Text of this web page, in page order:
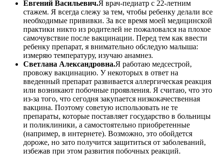
Евгений Васильевич.Я врач-педиатр с 22-летним
стажем. Я всегда слежу за тем, чтобы ребенку делали все
необходимые прививки. За все время моей медицинской
практики никто из родителей не пожаловался на плохое
самочувствие после вакцинации. Перед тем как ввести
ребенку препарат, я внимательно обследую малыша:
измеряю температуру, изучаю анамнез.
Светлана Александровна.Я работаю медсестрой,
провожу вакцинацию. У некоторых в ответ на
введенный препарат развивается аллергическая реакция
или возникают побочные проявления. Я считаю, что это
из-за того, что сегодня закупается низкокачественная
вакцина. Поэтому советую использовать не те
препараты, которые поставляет государство в больницы
и поликлиники, а самостоятельно приобретенные
(например, в интернете). Возможно, это обойдется
дороже, но зато получится защититься от заболеваний,
избежав при этом развития побочных реакций.